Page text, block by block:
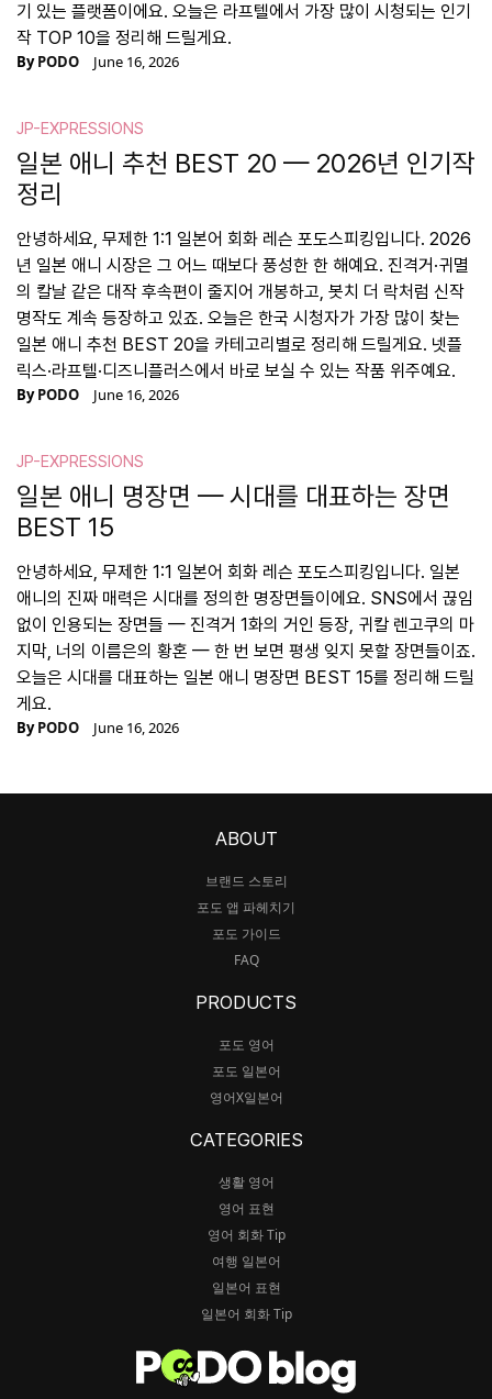
기 있는 플랫폼이에요. 오늘은 라프텔에서 가장 많이 시청되는 인기
작 TOP 10을 정리해 드릴게요.
ByPODO June 16, 2026
JP-EXPRESSIONS
일본 애니 추천 BEST 20 — 2026년 인기작
정리
안녕하세요, 무제한 1:1 일본어 회화 레슨 포도스피킹입니다. 2026
년 일본 애니 시장은 그 어느 때보다 풍성한 한 해예요. 진격거·귀멸
의 칼날 같은 대작 후속편이 줄지어 개봉하고, 봇치 더 락처럼 신작
명작도 계속 등장하고 있죠. 오늘은 한국 시청자가 가장 많이 찾는
일본 애니 추천 BEST 20을 카테고리별로 정리해 드릴게요. 넷플
릭스·라프텔·디즈니플러스에서 바로 보실 수 있는 작품 위주예요.
ByPODO June 16, 2026
JP-EXPRESSIONS
일본 애니 명장면 — 시대를 대표하는 장면
BEST 15
안녕하세요, 무제한 1:1 일본어 회화 레슨 포도스피킹입니다. 일본
애니의 진짜 매력은 시대를 정의한 명장면들이에요. SNS에서 끊임
없이 인용되는 장면들 — 진격거 1화의 거인 등장, 귀칼 렌고쿠의 마
지막, 너의 이름은의 황혼 — 한 번 보면 평생 잊지 못할 장면들이죠.
오늘은 시대를 대표하는 일본 애니 명장면 BEST 15를 정리해 드릴
게요.
ByPODO June 16, 2026
ABOUT
브랜드 스토리
포도 앱 파헤치기
포도 가이드
FAQ
PRODUCTS
포도 영어
포도 일본어
영어X일본어
CATEGORIES
생활 영어
영어 표현
영어 회화 Tip
여행 일본어
일본어 표현
일본어 회화 Tip